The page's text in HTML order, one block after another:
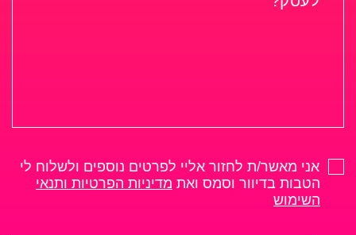
אני מאשר/ת לחזור אליי לפרטים נוספים ולשלוח לי
הטבות בדיוור וסמס ואת מדיניות הפרטיות ותנאי
השימוש